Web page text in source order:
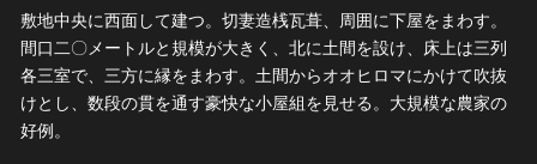
敷地中央に西面して建つ。切妻造桟瓦葺、周囲に下屋をまわす。
間口二〇メートルと規模が大きく、北に土間を設け、床上は三列
各三室で、三方に縁をまわす。土間からオオヒロマにかけて吹抜
けとし、数段の貫を通す豪快な小屋組を見せる。大規模な農家の
好例。